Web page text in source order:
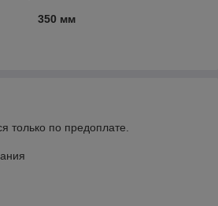
350 мм
только по предоплате.